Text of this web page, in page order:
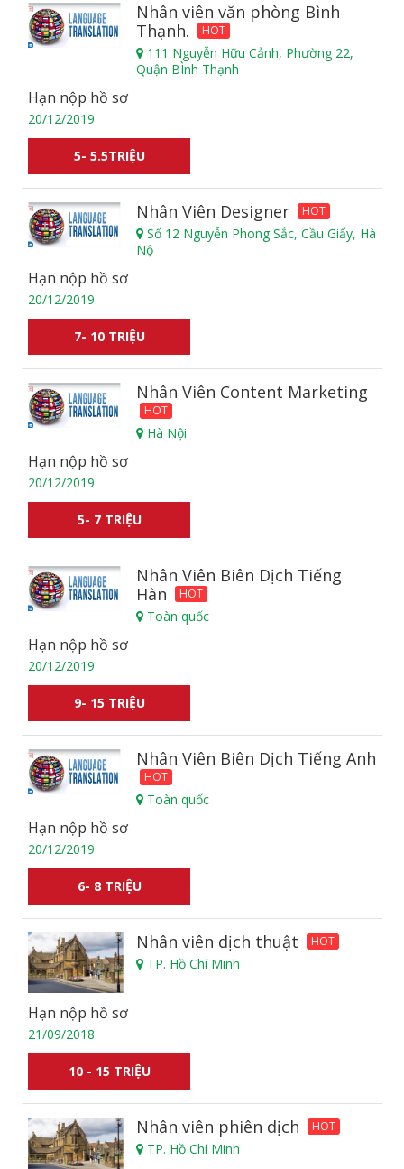
Nhân viên văn phòng Bình
Thạnh.
HOT
111 Nguyễn Hữu Cảnh, Phường 22,
Quận BÌnh Thạnh
Hạn nộp hồ sơ
20/12/2019
5- 5.5TRIỆU
Nhân Viên Designer HOT
Số 12 Nguyễn Phong Sắc, Cầu Giấy, Hà
Nộ
Hạn nộp hồ sơ
20/12/2019
7- 10 TRIỆU
Nhân Viên Content Marketing
HOT
Hà Nội
Hạn nộp hồ sơ
20/12/2019
5- 7 TRIỆU
Nhân Viên Biên Dịch Tiếng
Hàn
HOT
Toàn quốc
Hạn nộp hồ sơ
20/12/2019
9- 15 TRIỆU
Nhân Viên Biên Dịch Tiếng Anh
HOT
Toàn quốc
Hạn nộp hồ sơ
20/12/2019
6- 8 TRIỆU
Nhân viên dịch thuật HOT
TP. Hồ Chí Minh
Hạn nộp hồ sơ
21/09/2018
10 - 15 TRIỆU
Nhân viên phiên dịch HOT
TP. Hồ Chí Minh